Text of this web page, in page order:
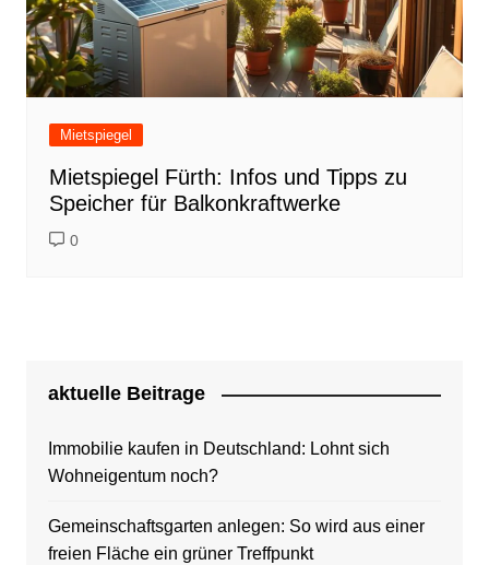
Mietspiegel
Mietspiegel Fürth: Infos und Tipps zu
Speicher für Balkonkraftwerke
0
aktuelle Beitrage
Immobilie kaufen in Deutschland: Lohnt sich
Wohneigentum noch?
Gemeinschaftsgarten anlegen: So wird aus einer
freien Fläche ein grüner Treffpunkt